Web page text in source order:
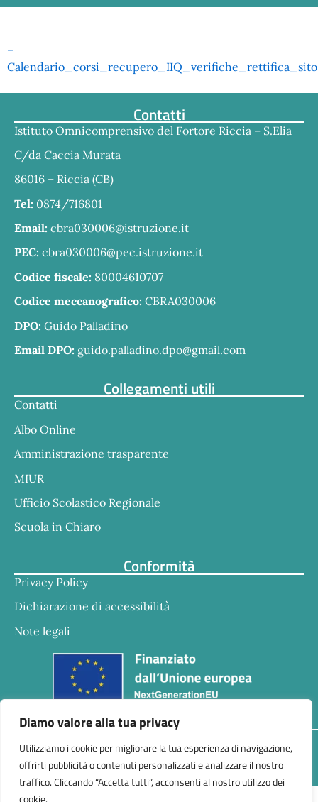
Diamo valore alla tua privacy
Utilizziamo i cookie per migliorare la tua esperienza di navigazione,
offrirti pubblicità o contenuti personalizzati e analizzare il nostro
traffico. Cliccando “Accetta tutti”, acconsenti al nostro utilizzo dei
cookie.
–
Contatti
Istituto Omnicomprensivo del Fortore Riccia – S.Elia
C/da Caccia Murata
86016 – Riccia (CB)
Tel: 0874/716801
Email: cbra030006@istruzione.it
PEC: cbra030006@pec.istruzione.it
Codice fiscale: 80004610707
Codice meccanografico: CBRA030006
DPO: Guido Palladino
Email DPO: guido.palladino.dpo@gmail.com
Collegamenti utili
Contatti
Albo Online
Amministrazione trasparente
MIUR
Ufficio Scolastico Regionale
Scuola in Chiaro
Conformità
Privacy Policy
Dichiarazione di accessibilità
Note legali
Responsabile della trasmissione e pubblicazione di
documenti informazioni e dati ex. Art. 10 d.lgs 33/2013
ss.mm.ii. – d.lgs 97/2016 Dr.ssa Eleonogia Perone